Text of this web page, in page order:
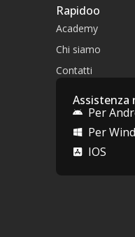
Rapidoo
Academy
Chi siamo
Contatti
Assistenza
Per
Per
IOS